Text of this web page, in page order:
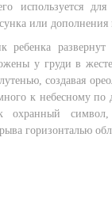
используется
или дополнения
ребенка
у груди в
создавая
к небесному по
охранный символ,
горизонталью